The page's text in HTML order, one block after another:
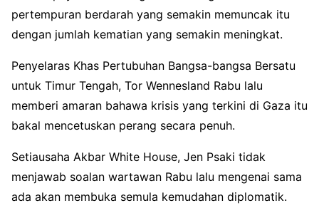
pertempuran berdarah yang semakin memuncak itu
dengan jumlah kematian yang semakin meningkat.
Penyelaras Khas Pertubuhan Bangsa-bangsa Bersatu
untuk Timur Tengah, Tor Wennesland Rabu lalu
memberi amaran bahawa krisis yang terkini di Gaza itu
bakal mencetuskan perang secara penuh.
Setiausaha Akbar White House, Jen Psaki tidak
menjawab soalan wartawan Rabu lalu mengenai sama
ada akan membuka semula kemudahan diplomatik.